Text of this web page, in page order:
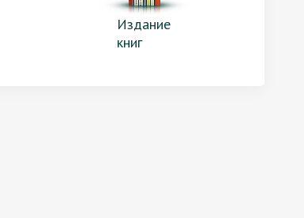
Издание
книг